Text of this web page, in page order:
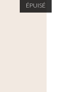
ÉPUISÉ